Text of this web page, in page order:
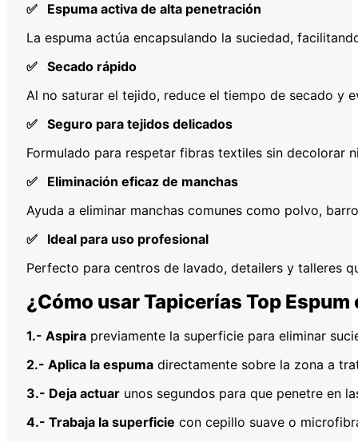
✅ Espuma activa de alta penetración
La espuma actúa encapsulando la suciedad,
✅ Secado rápido
Al no saturar el tejido, reduce el tiempo de secado y
✅ Seguro para tejidos delicados
Formulado para respetar fibras textiles sin decolorar
✅ Eliminación eficaz de manchas
Ayuda a eliminar manchas comunes como polvo,
✅ Ideal para uso profesional
Perfecto para centros de lavado, detailers y talleres
¿Cómo usar Tapicerías Top
1.- Aspira previamente la superficie para eliminar
2.- Aplica la espuma directamente sobre la zona a
3.- Deja actuar unos segundos para que penetre en
4.- Trabaja la superficie con cepillo suave o